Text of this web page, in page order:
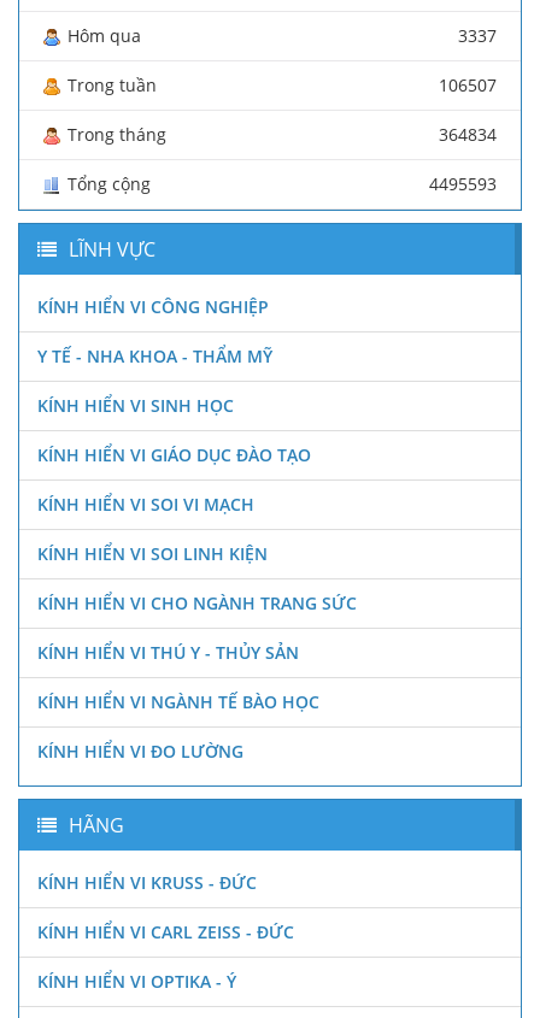
Hôm qua 3337
Trong tuần 106507
Trong tháng 364834
Tổng cộng 4495593
LĨNH VỰC
KÍNH HIỂN VI CÔNG NGHIỆP
Y TẾ - NHA KHOA - THẨM MỸ
KÍNH HIỂN VI SINH HỌC
KÍNH HIỂN VI GIÁO DỤC ĐÀO TẠO
KÍNH HIỂN VI SOI VI MẠCH
KÍNH HIỂN VI SOI LINH KIỆN
KÍNH HIỂN VI CHO NGÀNH TRANG SỨC
KÍNH HIỂN VI THÚ Y - THỦY SẢN
KÍNH HIỂN VI NGÀNH TẾ BÀO HỌC
KÍNH HIỂN VI ĐO LƯỜNG
HÃNG
KÍNH HIỂN VI KRUSS - ĐỨC
KÍNH HIỂN VI CARL ZEISS - ĐỨC
KÍNH HIỂN VI OPTIKA - Ý